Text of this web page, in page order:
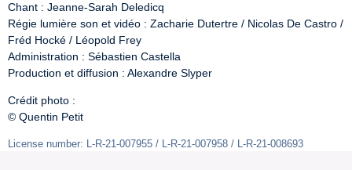
Chant : Jeanne-Sarah Deledicq
Régie lumière son et vidéo : Zacharie Dutertre / Nicolas De Castro /
Fréd Hocké / Léopold Frey
Administration : Sébastien Castella
Production et diffusion : Alexandre Slyper
Crédit photo :
© Quentin Petit
License number: L-R-21-007955 / L-R-21-007958 / L-R-21-008693